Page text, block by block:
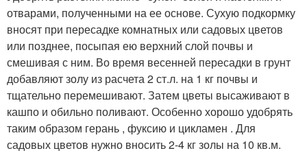
отварами, полученными на ее основе. Сухую подкормку
вносят при пересадке комнатных или садовых цветов
или позднее, посыпая ею верхний слой почвы и
смешивая с ним. Во время весенней пересадки в грунт
добавляют золу из расчета 2 ст.л. на 1 кг почвы и
тщательно перемешивают. Затем цветы высаживают в
кашпо и обильно поливают. Особенно хорошо удобрять
таким образом герань , фуксию и цикламен . Для
садовых цветов нужно вносить 2-4 кг золы на 10 кв.м.